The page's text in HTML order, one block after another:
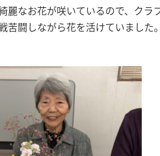
麗なお花が咲いているので、ク
苦闘しながら花を活けていまし